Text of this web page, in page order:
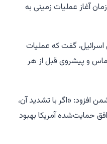
آغاز عملیات زمینی به
اسرائیل، گفت که عملیات
و پیشروی قبل از هر
افزود: «اگر با تشدید آن،
حمایت‌شده آمریکا بهبود